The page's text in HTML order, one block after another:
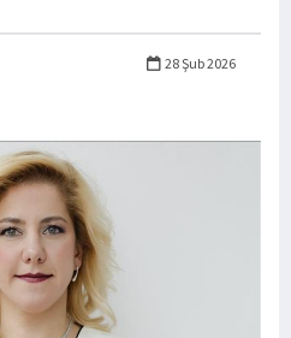
28 Şub 2026